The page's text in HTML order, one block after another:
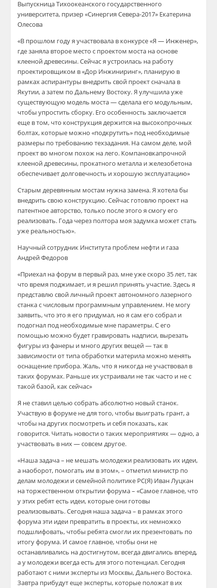
Выпускница Тихоокеанского государственного
университета, призер «Синергия Севера-2017» Екатерина
Олесова
«В прошлом году я участвовала в конкурсе «Я — Инженер»,
где заняла второе место с проектом моста на основе
клееной древесины. Сейчас я устроилась на работу
проектировщиком в «Дор Инжиниринг», планирую в
рамках аспирантуры внедрить свой проект сначала в
Якутии, а затем по Дальнему Востоку. Я улучшила уже
существующую модель моста — сделала его модульным,
чтобы упростить сборку. Его особенность заключается
еще в том, что конструкция держится на высокопрочных
болтах, которые можно «подкрутить» под необходимые
размеры по требованиютехзадания. На самом деле, мой
проект во многом похож налего. Компановкапрочной
клееной древесины, прокатного металла и железобетона
обеспечивает долговечность и хорошую эксплуатацию»
Старым деревянным мостам нужна замена. Я хотела бы
внедрить свою конструкцию. Сейчас готовлю проект на
патентное авторство, только после этого я смогу его
реализовать. Года через полтора моя задумка может стать
уже реальностью».
Научный сотрудник Института проблем нефти и газа
Андрей Федоров
«Приехал на форум в первый раз, мне уже скоро 35 лет, так
что время поджимает, и я решил принять участие. Здесь я
представлю свой личный проект автономного лазерного
станка с числовым программным управлением. Не могу
заявить, что это я его придумал, но я сам его собрал и
подогнал под необходимые мне параметры. С его
помощью можно будет гравировать надписи, вырезать
фигуры из фанеры и много других вещей — так в
зависимости от типа обработки материла можно менять
оснащение прибора.Жаль, что я никогда не участвовал в
таких форумах. Раньше их устраивали не так часто и не с
такой базой, как сейчас»
Я не ставил целью собрать абсолютно новый станок.
Участвую в форуме не для того, чтобы выиграть грант,а
чтобы на других посмотреть и себя показать, как
говорится. Читать новости о таких мероприятиях — одно, а
участвовать в них — совсем другое.
«Наша задача – не мешать молодежи реализовать их идеи,
а наоборот, помогать им вэтом»,– отметил министр по
делам молодежи и семейной политике РС(Я) ИванЛуцкан
на торжественном открытии форума –«Самое главное, что
у этих ребят есть идеи, которые они готовы
реализовывать. Сегодня наша задача – в рамках этого
форума эти идеи превратить в проекты, их немножко
подшлифовать, чтобы ребята смогли их презентовать по
итогу форума. И самое главное, чтобы они не
останавливались на достигнутом, всегда двигались вперед,
а у молодежи всегда есть для этого потенциал. Сегодня
работают с ними эксперты из Москвы, Дальнего Востока.
Завтра прибудут еще эксперты, которые положат в их